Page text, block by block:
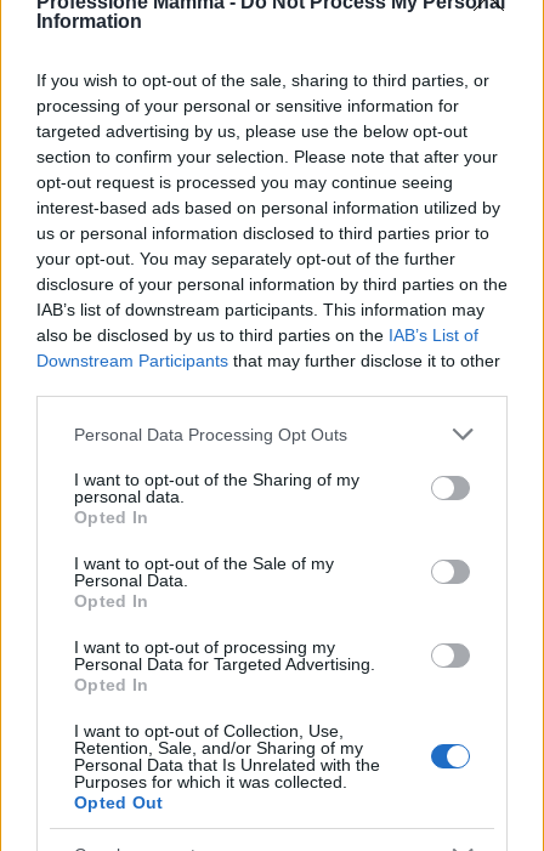
Information
If you wish to opt-out of the sale, sharing to third parties, or
processing of your personal or sensitive information for
targeted advertising by us, please use the below opt-out
section to confirm your selection. Please note that after your
opt-out request is processed you may continue seeing
interest-based ads based on personal information utilized by
us or personal information disclosed to third parties prior to
your opt-out. You may separately opt-out of the further
disclosure of your personal information by third parties on the
IAB’s list of downstream participants. This information may
also be disclosed by us to third parties on the IAB’s List of
Downstream Participants that may further disclose it to other
Please note that this website/app uses one or more Google
not limited to your visit or usage behaviour. You may click to
grant or deny consent to Google and its third-party tags to
use your data for below specified purposes in below Google
consent section.
Personal Data Processing Opt Outs
I want to opt-out of the Sharing of my
personal data.
Opted In
I want to opt-out of the Sale of my
Personal Data.
Opted In
I want to opt-out of processing my
Personal Data for Targeted Advertising.
Opted In
I want to opt-out of Collection, Use,
Retention, Sale, and/or Sharing of my
Personal Data that Is Unrelated with the
Purposes for which it was collected.
Opted Out
imprese dovranno rafforzare le procedure interne e
avranno dalla giurisprudenza un utile precedente
per tutelare retri e carriera. Resta comunque aperta
la strada a futuri pronunciamenti che affineranno i
criteri di prova e i confini tra esigenze
organizzative legittime e divieto di
demansionamento.
AUTORE
AiAdhubMedia